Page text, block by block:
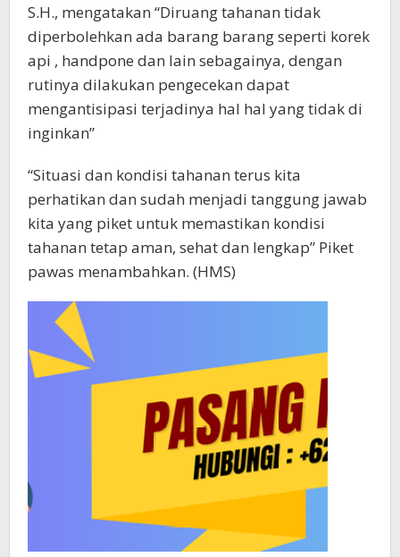
S.H., mengatakan “Diruang tahanan tidak
diperbolehkan ada barang barang seperti korek
api , handpone dan lain sebagainya, dengan
rutinya dilakukan pengecekan dapat
mengantisipasi terjadinya hal hal yang tidak di
inginkan”
“Situasi dan kondisi tahanan terus kita
perhatikan dan sudah menjadi tanggung jawab
kita yang piket untuk memastikan kondisi
tahanan tetap aman, sehat dan lengkap” Piket
pawas menambahkan. (HMS)